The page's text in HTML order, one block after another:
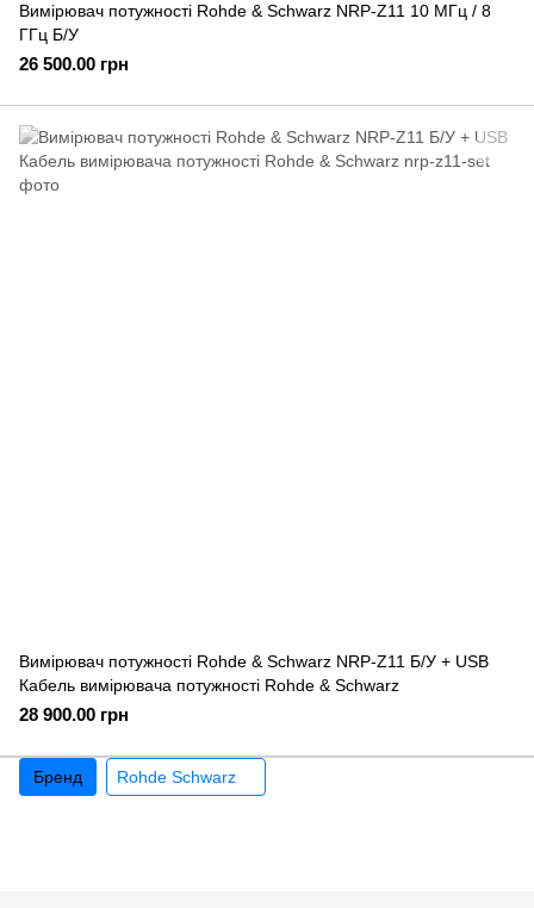
Вимірювач потужності Rohde & Schwarz NRP-Z11 10 МГц / 8
ГГц Б/У
26 500.00 грн
Вимірювач потужності Rohde & Schwarz NRP-Z11 Б/У + USB
Кабель вимірювача потужності Rohde & Schwarz
28 900.00 грн
Бренд Rohde Schwarz